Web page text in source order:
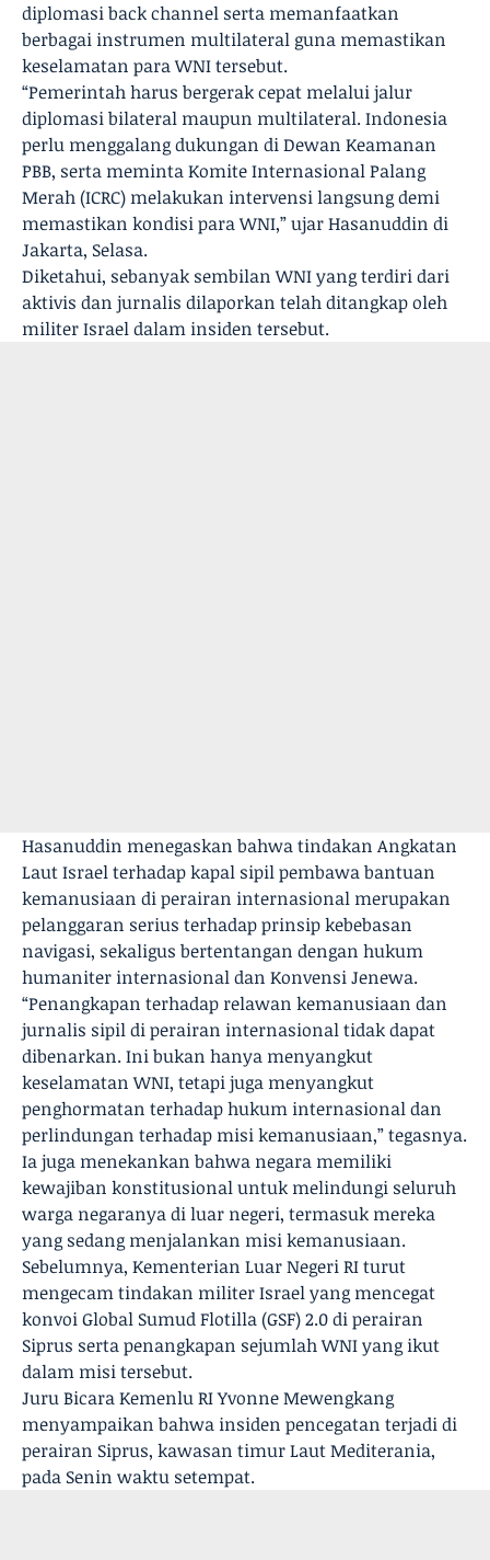
diplomasi back channel serta memanfaatkan
berbagai instrumen multilateral guna memastikan
keselamatan para WNI tersebut.
“Pemerintah harus bergerak cepat melalui jalur
diplomasi bilateral maupun multilateral. Indonesia
perlu menggalang dukungan di Dewan Keamanan
PBB, serta meminta Komite Internasional Palang
Merah (ICRC) melakukan intervensi langsung demi
memastikan kondisi para WNI,” ujar Hasanuddin di
Jakarta, Selasa.
Diketahui, sebanyak sembilan WNI yang terdiri dari
aktivis dan jurnalis dilaporkan telah ditangkap oleh
militer Israel dalam insiden tersebut.
Hasanuddin menegaskan bahwa tindakan Angkatan
Laut Israel terhadap kapal sipil pembawa bantuan
kemanusiaan di perairan internasional merupakan
pelanggaran serius terhadap prinsip kebebasan
navigasi, sekaligus bertentangan dengan hukum
humaniter internasional dan Konvensi Jenewa.
“Penangkapan terhadap relawan kemanusiaan dan
jurnalis sipil di perairan internasional tidak dapat
dibenarkan. Ini bukan hanya menyangkut
keselamatan WNI, tetapi juga menyangkut
penghormatan terhadap hukum internasional dan
perlindungan terhadap misi kemanusiaan,” tegasnya.
Ia juga menekankan bahwa negara memiliki
kewajiban konstitusional untuk melindungi seluruh
warga negaranya di luar negeri, termasuk mereka
yang sedang menjalankan misi kemanusiaan.
Sebelumnya, Kementerian Luar Negeri RI turut
mengecam tindakan militer Israel yang mencegat
konvoi Global Sumud Flotilla (GSF) 2.0 di perairan
Siprus serta penangkapan sejumlah WNI yang ikut
dalam misi tersebut.
Juru Bicara Kemenlu RI Yvonne Mewengkang
menyampaikan bahwa insiden pencegatan terjadi di
perairan Siprus, kawasan timur Laut Mediterania,
pada Senin waktu setempat.